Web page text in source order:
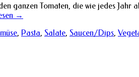
ganzen Tomaten, die wie jedes
→
, Pasta, Salate, Saucen/Dips,